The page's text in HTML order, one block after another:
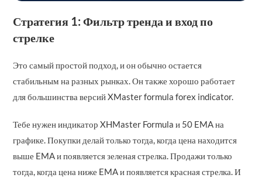
Стратегия 1: Фильтр тренда и вход по
стрелке
Это самый простой подход, и он обычно остается
стабильным на разных рынках. Он также хорошо работает
для большинства версий XMaster formula forex indicator.
Тебе нужен индикатор XHMaster Formula и 50 EMA на
графике. Покупки делай только тогда, когда цена находится
выше EMA и появляется зеленая стрелка. Продажи только
тогда, когда цена ниже EMA и появляется красная стрелка. И